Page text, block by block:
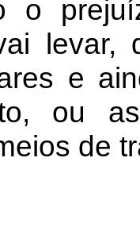
o
levar,
e
ou
de